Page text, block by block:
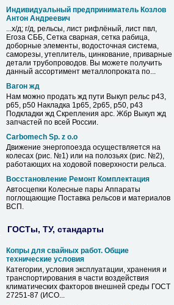
Индивидуальный предприниматель Козлов
Антон Андреевич
...х/д; г/д, рельсы, лист рифлёный, лист пвл,
Егоза СББ, Сетка сварная, сетка рабица,
доборные элементы, водосточная система,
саморезы, утеплитель, цинкование, приварные
детали трубопроводов. Вы можете получить
данный ассортимент металлопроката по...
Вагон жд
Нам можно продать жд пути Выкуп рельс р43,
р65, р50 Накладка 1р65, 2р65, р50, р43
Подкладки жд Скрепления арс. Жбр Выкуп жд
запчастей по всей России.
Carbomech Sp. z o.o
Движение энергопоезда осуществляется на
колесах (рис. №1) или на полозьях (рис. №2),
работающих на ходовой поверхности рельса.
Восстановление Ремонт Комплектация
Автосцепки Колесные пары Аппараты
поглощающие Поставка рельсов и материалов
ВСП.
ГОСТы, ТУ, стандарты
Копры для свайных работ. Общие
технические условия
Категории, условия эксплуатации, хранения и
транспортирования в части воздействия
климатических факторов внешней среды ГОСТ
27251-87 (ИСО...